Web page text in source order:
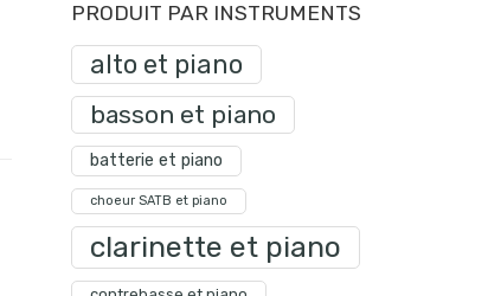
PRODUIT PAR INSTRUMENTS
alto et piano
basson et piano
batterie et piano
choeur SATB et piano
clarinette et piano